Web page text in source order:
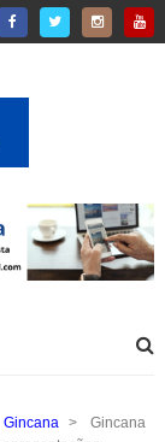
Gincana >
Gincana